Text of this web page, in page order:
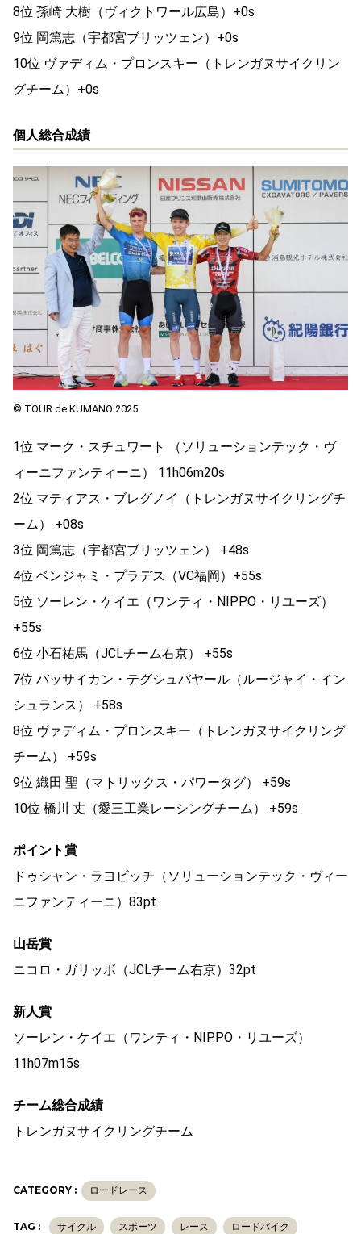
8位 孫崎 大樹（ヴィクトワール広島）+0s
9位 岡篤志（宇都宮ブリッツェン）+0s
10位 ヴァディム・プロンスキー（トレンガヌサイクリン
グチーム）+0s
個人総合成績
© TOUR de KUMANO 2025
1位 マーク・スチュワート （ソリューションテック・ヴ
ィーニファンティーニ） 11h06m20s
2位 マティアス・ブレグノイ（トレンガヌサイクリングチ
ーム） +08s
3位 岡篤志（宇都宮ブリッツェン） +48s
4位 ベンジャミ・プラデス（VC福岡）+55s
5位 ソーレン・ケイエ（ワンティ・NIPPO・リユーズ）
+55s
6位 小石祐馬（JCLチーム右京） +55s
7位 バッサイカン・テグシュバヤール（ルージャイ・イン
シュランス） +58s
8位 ヴァディム・プロンスキー（トレンガヌサイクリング
チーム） +59s
9位 織田 聖（マトリックス・パワータグ） +59s
10位 橋川 丈（愛三工業レーシングチーム） +59s
ポイント賞
ドゥシャン・ラヨビッチ（ソリューションテック・ヴィー
ニファンティーニ）83pt
山岳賞
ニコロ・ガリッボ（JCLチーム右京）32pt
新人賞
ソーレン・ケイエ（ワンティ・NIPPO・リユーズ）
11h07m15s
チーム総合成績
トレンガヌサイクリングチーム
CATEGORY : ロードレース
TAG : サイクル スポーツ レース ロードバイク